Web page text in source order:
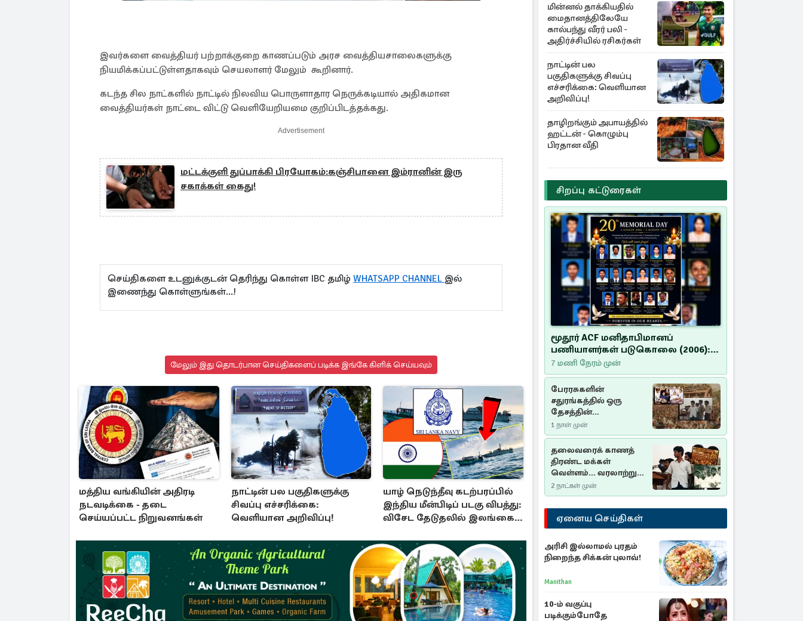
இவர்களை வைத்தியர் பற்றாக்குறை காணப்படும் அரச வைத்தியசாலைகளுக்கு
நியமிக்கப்பட்டுள்ளதாகவும் செயலாளர் மேலும் கூறினார்.
கடந்த சில நாட்களில் நாட்டில் நிலவிய பொருளாதார நெருக்கடியால் அதிகமான
வைத்தியர்கள் நாட்டை விட்டு வெளியேறியமை குறிப்பிடத்தக்கது.
Advertisement
மட்டக்குளி துப்பாக்கி பிரயோகம்:கஞ்சிபானை இம்ரானின் இரு
சகாக்கள் கைது!
செய்திகளை உடனுக்குடன் தெரிந்து கொள்ள IBC தமிழ் WHATSAPP CHANNEL இல்
இணைந்து கொள்ளுங்கள்...!
மேலும் இது தொடர்பான செய்திகளைப் படிக்க இங்கே கிளிக் செய்யவும்
மத்திய வங்கியின் அதிரடி
நடவடிக்கை - தடை
செய்யப்பட்ட நிறுவனங்கள்
நாட்டின் பல பகுதிகளுக்கு
சிவப்பு எச்சரிக்கை:
வெளியான அறிவிப்பு!
யாழ் நெடுந்தீவு கடற்பரப்பில்
இந்திய மீன்பிடிப் படகு விபத்து:
விசேட தேடுதலில் இலங்கை
மின்னல் தாக்கியதில்
மைதானத்திலேயே
கால்பந்து வீரர் பலி -
அதிர்ச்சியில் ரசிகர்கள்
நாட்டின் பல
பகுதிகளுக்கு சிவப்பு
எச்சரிக்கை: வெளியான
அறிவிப்பு!
தாழிறங்கும் அபாயத்தில்
ஹட்டன் - கொழும்பு
பிரதான வீதி
சிறப்பு கட்டுரைகள்
மூதூர் ACF மனிதாபிமானப்
பணியாளர்கள் படுகொலை (2006):
20 ஆண்டுகளாகியும் நீதி
மறுக்கப்பட்ட மனிதாபிமானப்
பேரவலம்
7 மணி நேரம் முன்
பேரரசுகளின்
சதுரங்கத்தில் ஒரு
தேசத்தின்
தீர்க்கதரிசனம் :
சுதுமலை பிரகடனம்
ஒரு வரலாற்றுப் பாடம்
1 நாள் முன்
தலைவரைக் காணத்
திரண்ட மக்கள்
வெள்ளம்... வரலாற்றுச்
சிறப்புமிக்க சுதுமலைப்
பிரகடனம்…
2 நாட்கள் முன்
ஏனைய செய்திகள்
அரிசி இல்லாமல் புரதம்
நிறைந்த சிக்கன் புலாவ்!
Manithan
10-ம் வகுப்பு
படிக்கும்போதே